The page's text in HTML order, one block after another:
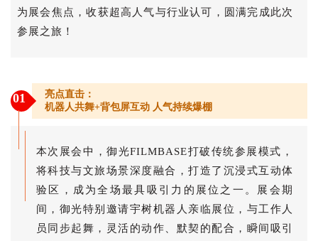
为展会焦点，收获超高人气与行业认可，圆满完成此次
参展之旅！
01
亮点直击：
机器人共舞+背包屏互动 人气持续爆棚
本次展会中，御光FILMBASE打破传统参展模式，
将科技与文旅场景深度融合，打造了沉浸式互动体
验区，成为全场最具吸引力的展位之一。展会期
间，御光特别邀请宇树机器人亲临展位，与工作人
员同步起舞，灵活的动作、默契的配合，瞬间吸引